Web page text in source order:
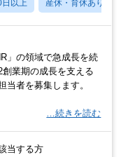
以上 産休・育休あり
」の領域で急成長を続
業期の成長を支える
当者を募集します。
…続きを読む
当する方